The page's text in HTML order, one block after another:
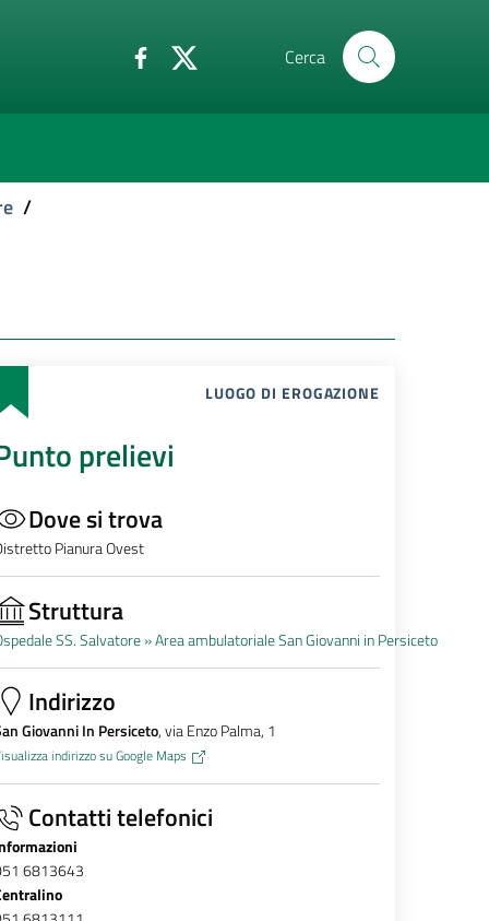
Cerca
/
LUOGO DI EROGAZIONE
prelievi
Dove si trova
Pianura Ovest
Struttura
SS. Salvatore »Area ambulatoriale San Giovanni in Persiceto
Indirizzo
Giovanni In Persiceto, via Enzo Palma, 1
indirizzo su Google Maps
Contatti telefonici
6813643